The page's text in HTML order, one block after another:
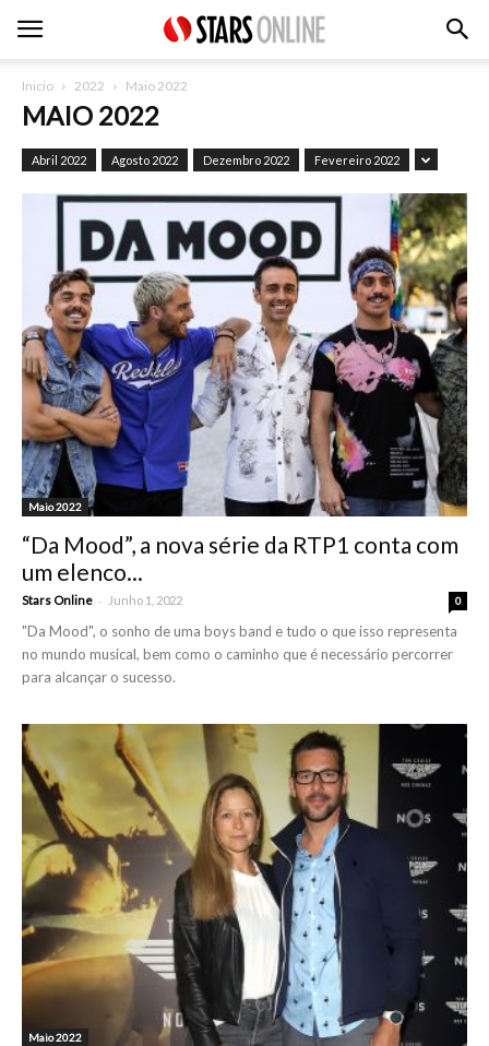
Inicio 2022 Maio 2022
MAIO 2022
Abril 2022 Agosto 2022 Dezembro 2022 Fevereiro 2022
Maio 2022
“Da Mood”, a nova série da RTP1 conta com
um elenco...
Stars Online - Junho 1, 2022 0
"Da Mood", o sonho de uma boys band e tudo o que isso representa
no mundo musical, bem como o caminho que é necessário percorrer
para alcançar o sucesso.
Maio 2022